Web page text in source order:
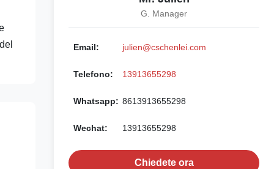
G. Manager
Email: julien@cschenlei.com
Telefono: 13913655298
Whatsapp: 8613913655298
Wechat: 13913655298
Chiedete ora